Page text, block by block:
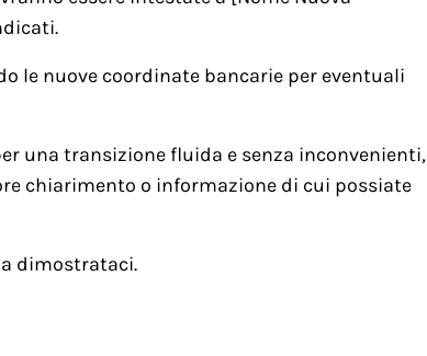
le nuove coordinate bancarie per eventuali
una transizione fluida e senza inconvenienti,
chiarimento o informazione di cui possiate
dimostrataci.